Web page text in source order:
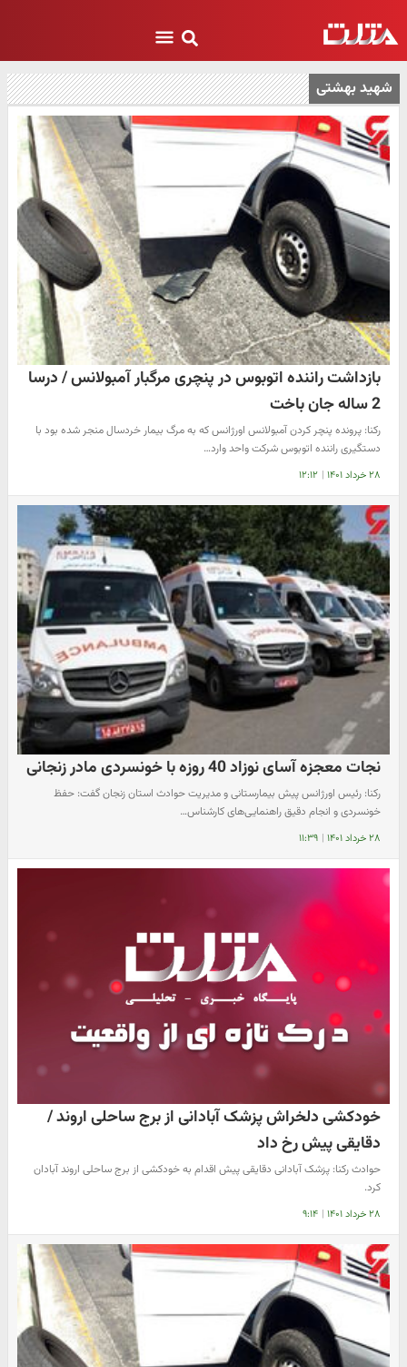
شهید بهشتی
بازداشت راننده اتوبوس در پنچری مرگبار آمبولانس / درسا
2 ساله جان باخت
رکنا: پرونده پنچر کردن آمبولانس اورژانس که به مرگ بیمار خردسال منجر شده بود با
دستگیری راننده اتوبوس شرکت واحد وارد…
۲۸ خرداد ۱۴۰۱ | ۱۲:۱۲
نجات معجزه آسای نوزاد 40 روزه با خونسردی مادر زنجانی
رکنا: رئیس اورژانس پیش بیمارستانی و مدیریت حوادث استان زنجان گفت: حفظ
خونسردی و انجام دقیق راهنمایی‌های کارشناس…
۲۸ خرداد ۱۴۰۱ | ۱۱:۳۹
خودکشی دلخراش پزشک آبادانی از برج ساحلی اروند /
دقایقی پیش رخ داد
حوادث رکنا: پزشک آبادانی دقایقی پیش اقدام به خودکشی از برج ساحلی اروند آبادان
کرد.
۲۸ خرداد ۱۴۰۱ | ۹:۱۴